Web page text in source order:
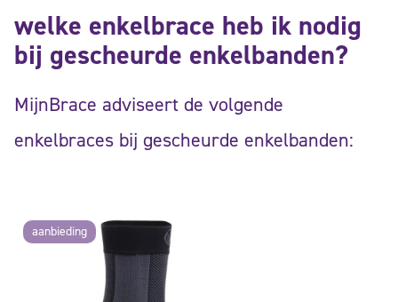
welke enkelbrace heb ik nodig
bij gescheurde enkelbanden?
MijnBrace adviseert de volgende
enkelbraces bij gescheurde enkelbanden:
aanbieding